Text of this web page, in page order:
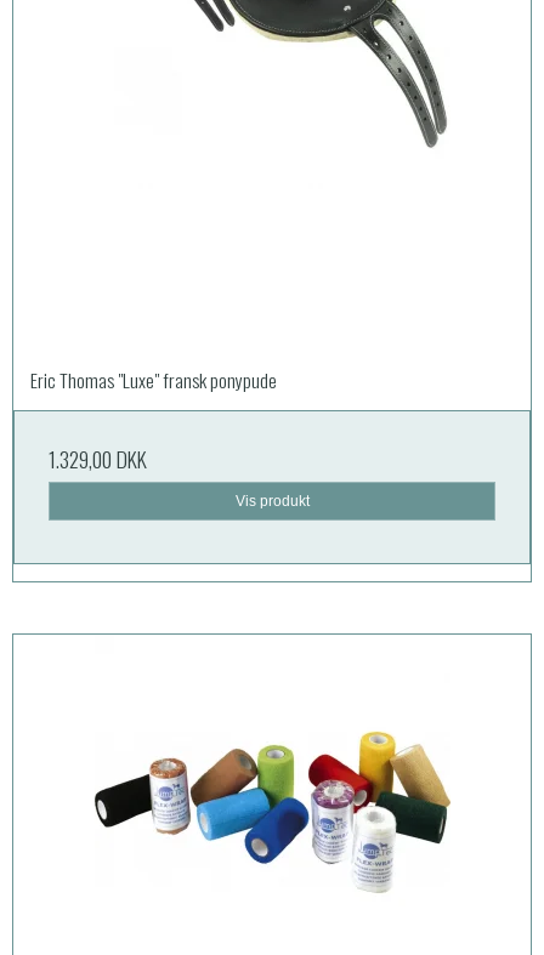
Eric Thomas "Luxe" fransk ponypude
1.329,00 DKK
Vis produkt